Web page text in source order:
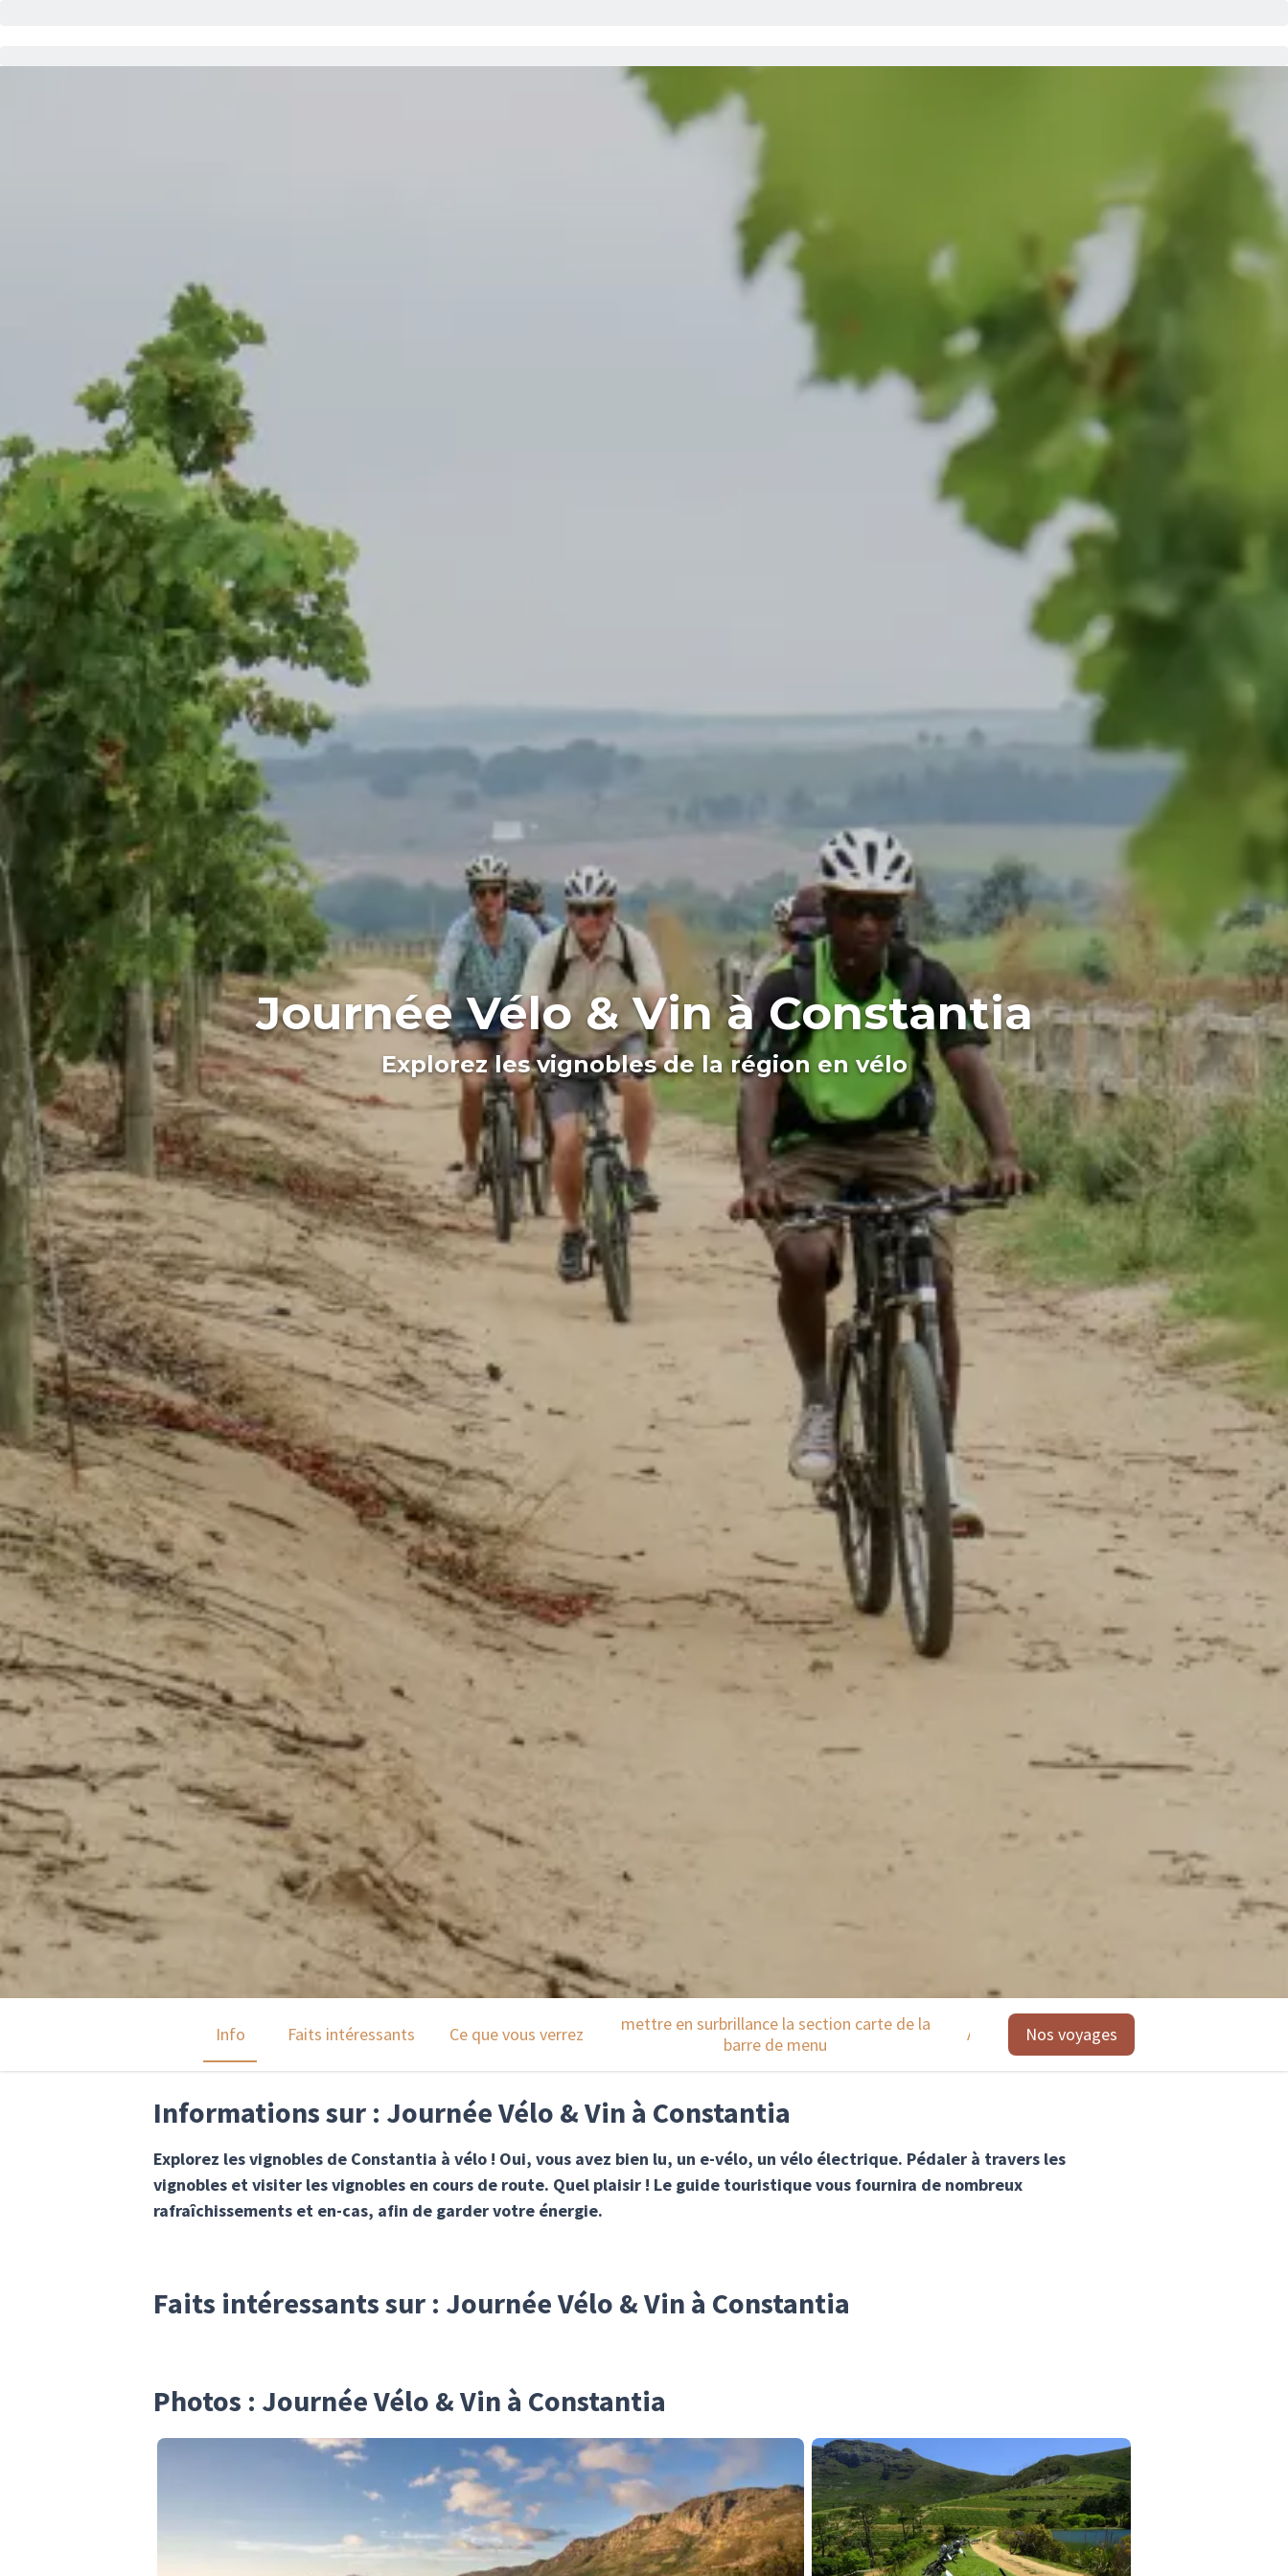
Journée Vélo & Vin à Constantia
Explorez les vignobles de la région en vélo
Info Faits intéressants Ce que vous verrez
mettre en surbrillance la section carte de la
barre de menu
Activités possibles
Nos voyages
Informations sur : Journée Vélo & Vin à Constantia
Explorez les vignobles de Constantia à vélo ! Oui, vous avez bien lu, un e-vélo, un vélo électrique. Pédaler à travers les
vignobles et visiter les vignobles en cours de route. Quel plaisir ! Le guide touristique vous fournira de nombreux
rafraîchissements et en-cas, afin de garder votre énergie.
Faits intéressants sur : Journée Vélo & Vin à Constantia
Photos : Journée Vélo & Vin à Constantia